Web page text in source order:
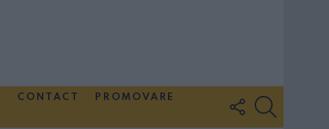
CONTACT
PROMOVARE
FOLLOW
US